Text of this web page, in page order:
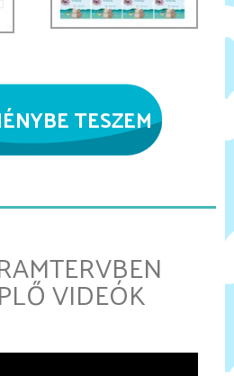
TESZEM
VIDEÓK